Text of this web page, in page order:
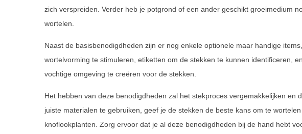
zich verspreiden. Verder heb je potgrond of een ander geschikt groeimedium
wortelen.
Naast de basisbenodigdheden zijn er nog enkele optionele maar handige
wortelvorming te stimuleren, etiketten om de stekken te kunnen identificeren,
vochtige omgeving te creëren voor de stekken.
Het hebben van deze benodigdheden zal het stekproces vergemakkelijken en
juiste materialen te gebruiken, geef je de stekken de beste kans om te
knoflookplanten. Zorg ervoor dat je al deze benodigdheden bij de hand hebt